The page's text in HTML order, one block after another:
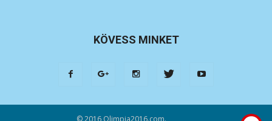
KÖVESS MINKET